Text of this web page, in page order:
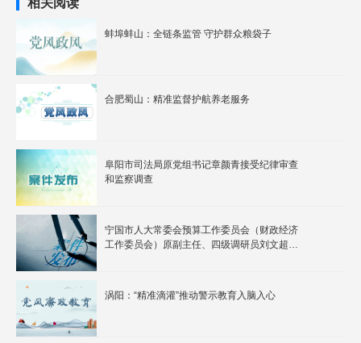
相关阅读
蚌埠蚌山：全链条监管 守护群众粮袋子
合肥蜀山：精准监督护航养老服务
阜阳市司法局原党组书记章颜青接受纪律审查
和监察调查
宁国市人大常委会预算工作委员会（财政经济
工作委员会）原副主任、四级调研员刘文超严
涡阳：“精准滴灌”推动警示教育入脑入心